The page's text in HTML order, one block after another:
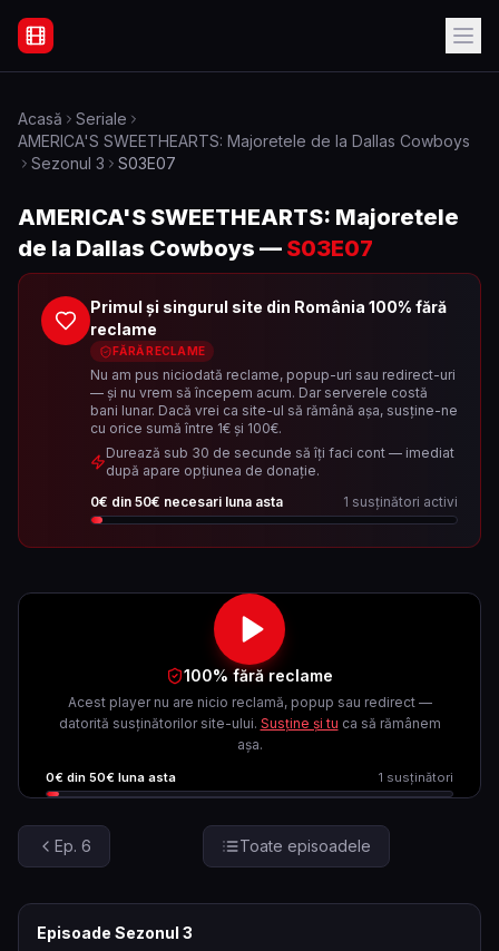
Filme Online Subtitrate - Acasă
Acasă
Seriale
AMERICA'S SWEETHEARTS: Majoretele de la Dallas Cowboys
Sezonul 3 S03E07
AMERICA'S SWEETHEARTS: Majoretele
de la Dallas Cowboys — S03E07
Primul și singurul site din România 100% fără
reclame
FĂRĂ RECLAME
Nu am pus niciodată reclame, popup-uri sau redirect-uri
— și nu vrem să începem acum. Dar serverele costă
bani lunar. Dacă vrei ca site-ul să rămână așa, susține-ne
cu orice sumă între 1€ și 100€.
Durează sub 30 de secunde să îți faci cont — imediat
după apare opțiunea de donație.
0€ din 50€ necesari luna asta 1 susținători activi
100% fără reclame
Acest player nu are nicio reclamă, popup sau redirect —
datorită susținătorilor site-ului. Susține și tu ca să rămânem
așa.
0€ din 50€ luna asta 1 susținători
Ep. 6 Toate episoadele
Episoade Sezonul 3